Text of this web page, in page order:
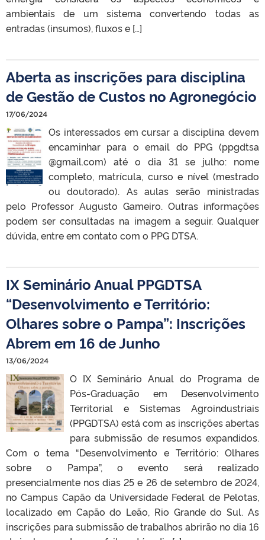
ambientais de um sistema convertendo todas as
entradas (insumos), fluxos e […]
Aberta as inscrições para disciplina
de Gestão de Custos no Agronegócio
17/06/2024
Os interessados em cursar a disciplina devem
encaminhar para o email do PPG (ppgdtsa
@gmail.com) até o dia 31 se julho: nome
completo, matrícula, curso e nível (mestrado
ou doutorado). As aulas serão ministradas
pelo Professor Augusto Gameiro. Outras informações
podem ser consultadas na imagem a seguir. Qualquer
dúvida, entre em contato com o PPG DTSA.
IX Seminário Anual PPGDTSA
“Desenvolvimento e Território:
Olhares sobre o Pampa”: Inscrições
Abrem em 16 de Junho
13/06/2024
O IX Seminário Anual do Programa de
Pós-Graduação em Desenvolvimento
Territorial e Sistemas Agroindustriais
(PPGDTSA) está com as inscrições abertas
para submissão de resumos expandidos.
Com o tema “Desenvolvimento e Território: Olhares
sobre o Pampa”, o evento será realizado
presencialmente nos dias 25 e 26 de setembro de 2024,
no Campus Capão da Universidade Federal de Pelotas,
localizado em Capão do Leão, Rio Grande do Sul. As
inscrições para submissão de trabalhos abrirão no dia 16